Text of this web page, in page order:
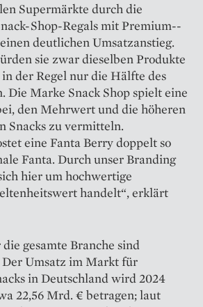
Supermärkte durch die
Shop-Regals mit Premium-­
deutlichen Umsatzanstieg.
sie zwar dieselben Produkte
der Regel nur die Hälfte des
Die Marke Snack Shop spielt eine
den Mehrwert und die höheren
Snacks zu vermitteln.
eine Fanta Berry doppelt so
Fanta. Durch unser Branding
hier um hochwertige
handelt“, erklärt
gesamte Branche sind
Umsatz im Markt für
in Deutschland wird 2024
22,56 Mrd. € betragen; laut